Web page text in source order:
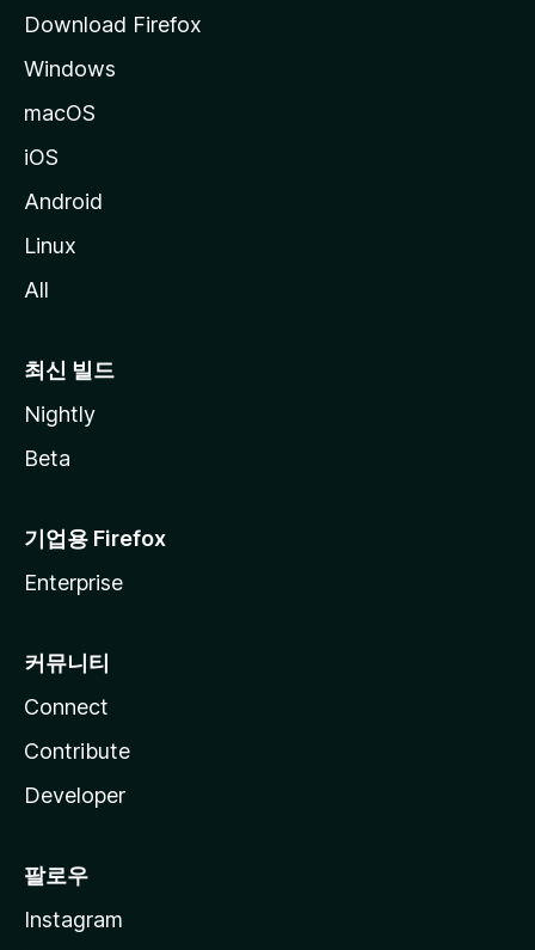
Download Firefox
Windows
macOS
iOS
Android
Linux
All
최신 빌드
Nightly
Beta
기업용 Firefox
Enterprise
커뮤니티
Connect
Contribute
Developer
팔로우
Instagram